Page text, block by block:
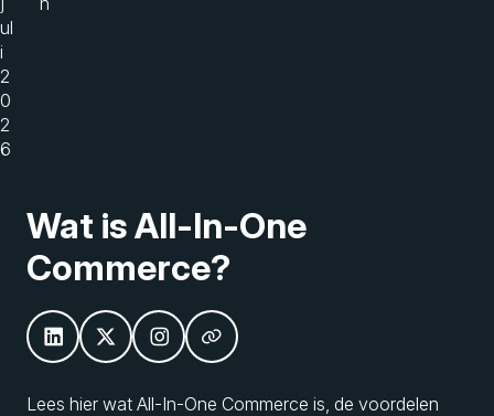
ul
i
2
0
2
6
Wat is All-In-One
Commerce?
Lees hier wat All-In-One Commerce is, de voordelen